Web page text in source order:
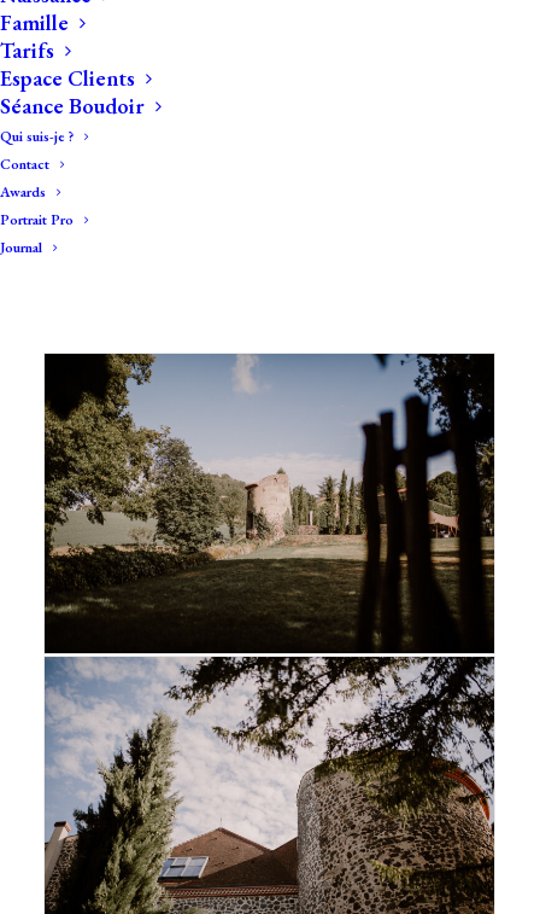
Famille
Tarifs
Espace Clients
Séance Boudoir
Qui suis-je ?
Contact
Awards
Portrait Pro
Journal
Photographe de Mariage à
Clermont-Ferrand et dans sa
région, je me déplace sur toute